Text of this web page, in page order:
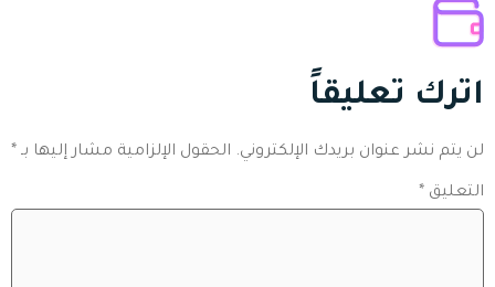
اترك تعليقاً
لن يتم نشر عنوان بريدك الإلكتروني. الحقول الإلزامية مشار إليها بـ *
التعليق *